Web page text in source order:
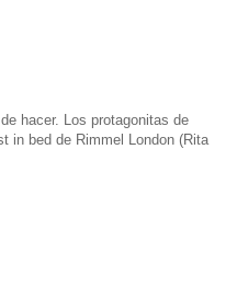
hacer. Los protagonitas de
in bed de Rimmel London (Rita